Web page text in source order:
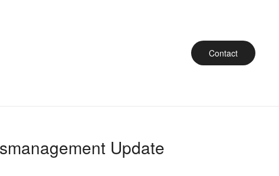
Contact
Update